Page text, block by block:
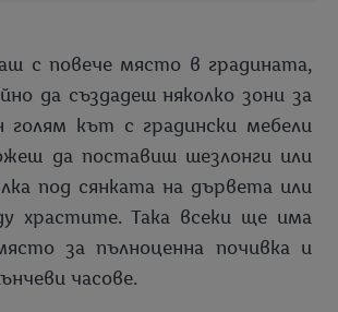
с повече място в градината,
да създадеш няколко зони за
голям кът с градински мебели
да поставиш шезлонги или
под сянката на дървета или
храстите. Така всеки ще има
за пълноценна почивка и
часове.